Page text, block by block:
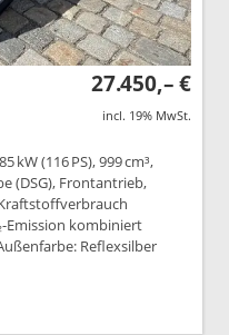
27.450,– €
incl. 19% MwSt.
kW (116 PS), 999 cm³,
(DSG), Frontantrieb,
Emission kombiniert
Reflexsilber
drucken